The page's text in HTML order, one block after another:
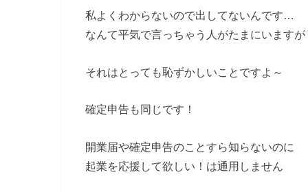
私よくわからないので出してないんです…
なんて平気で言っちゃう人がたまにいますが
それはとっても恥ずかしいことですよ～
確定申告も同じです！
開業届や確定申告のことすら知らないのに
起業を応援して欲しい！は通用しません